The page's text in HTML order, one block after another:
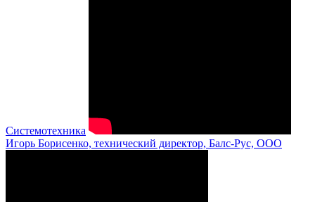
Системотехника
Игорь Борисенко, технический директор, Балс-Рус, ООО